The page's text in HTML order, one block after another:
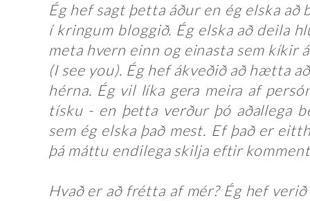
Ég hef sagt þetta áður en ég elska að
í kringum bloggið. Ég elska að deila
meta hvern einn og einasta sem kíkir
(I see you). Ég hef ákveðið að hætta
hérna. Ég vil líka gera meira af
tísku - en þetta verður þó aðallega
sem ég elska það mest. Ef það er
þá máttu endilega skilja eftir
Hvað er að frétta af mér? Ég hef